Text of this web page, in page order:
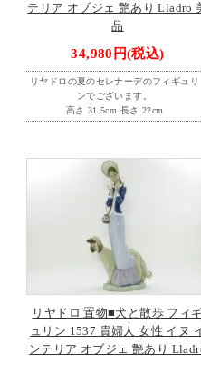
テリア オブジェ 艶あり Lladro 美
品
34,980円(税込)
リヤドロの夏のセレナーデのフィギュリ
ンでございます。
高さ 31.5cm 長さ 22cm
リヤドロ 置物■犬と散歩 フィ
ュリン 1537 貴婦人 女性 イヌ
ンテリア オブジェ 艶あり